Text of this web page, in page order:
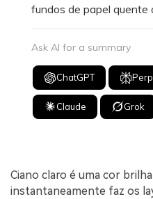
fundos de papel quente
Ask AI for a summary
ChatGPT
Claude Grok
Ciano claro é uma cor
instantaneamente faz os